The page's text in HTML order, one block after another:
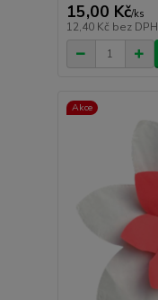
15,00 Kč/ks
12,40 Kč bez DPH
Akce